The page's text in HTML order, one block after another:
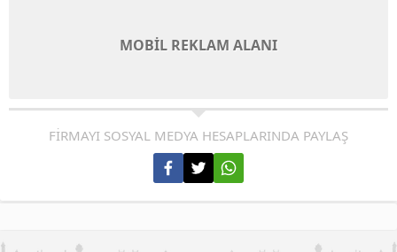
MOBİL REKLAM ALANI
FİRMAYI SOSYAL MEDYA HESAPLARINDA PAYLAŞ